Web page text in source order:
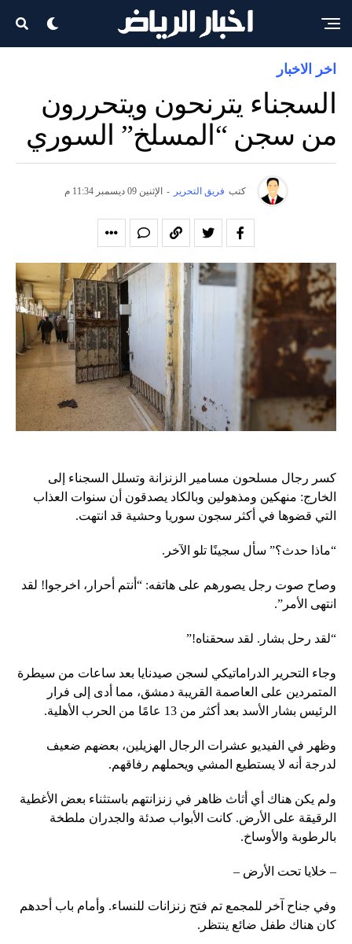
اخر الاخبار
السجناء يترنحون ويتحررون
من سجن “المسلخ” السوري
كتب فريق التحرير - الإثنين 09 ديسمبر 11:34 م
كسر رجال مسلحون مسامير الزنزانة وتسلل السجناء إلى
الخارج: منهكين ومذهولين وبالكاد يصدقون أن سنوات العذاب
التي قضوها في أكثر سجون سوريا وحشية قد انتهت.
“ماذا حدث؟” سأل سجينًا تلو الآخر.
وصاح صوت رجل يصورهم على هاتفه: “أنتم أحرار، اخرجوا! لقد
انتهى الأمر”.
“لقد رحل بشار. لقد سحقناه!”
وجاء التحرير الدراماتيكي لسجن صيدنايا بعد ساعات من سيطرة
المتمردين على العاصمة القريبة دمشق، مما أدى إلى فرار
الرئيس بشار الأسد بعد أكثر من 13 عامًا من الحرب الأهلية.
وظهر في الفيديو عشرات الرجال الهزيلين، بعضهم ضعيف
لدرجة أنه لا يستطيع المشي ويحملهم رفاقهم.
ولم يكن هناك أي أثاث ظاهر في زنزانتهم باستثناء بعض الأغطية
الرقيقة على الأرض. كانت الأبواب صدئة والجدران ملطخة
بالرطوبة والأوساخ.
– خلايا تحت الأرض –
وفي جناح آخر للمجمع تم فتح زنزانات للنساء. وأمام باب أحدهم
كان هناك طفل ضائع ينتظر.